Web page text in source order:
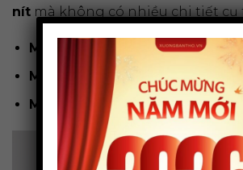
nít mà không có nhiều chi tiết cụ
Mơ thấy con nít chung chung:
Mơ thấy nhiều con nít quây
Mơ thấy con nít sơ sinh:19, 91